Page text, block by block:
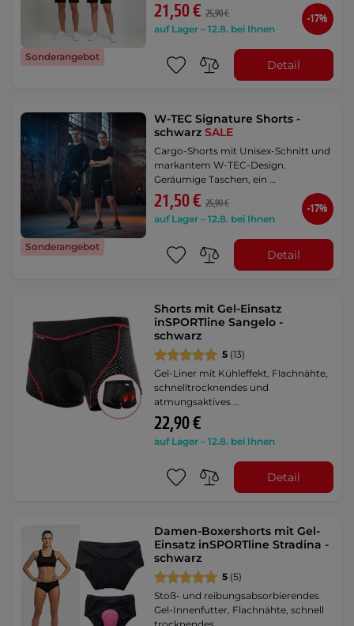
Sonderangebot
21,50 € 25,90 €
auf Lager – 12.8. bei Ihnen
-17%
Detail
Sonderangebot
W-TEC Signature Shorts -
schwarzSALE
Cargo-Shorts mit Unisex-Schnitt und
markantem W-TEC-Design.
Geräumige Taschen, ein …
21,50 € 25,90 €
auf Lager – 12.8. bei Ihnen
-17%
Detail
Shorts mit Gel-Einsatz
inSPORTline Sangelo -
schwarz
5 (13)
Gel-Liner mit Kühleffekt, Flachnähte,
schnelltrocknendes und
atmungsaktives …
22,90 €
auf Lager – 12.8. bei Ihnen
Detail
Damen-Boxershorts mit Gel-
Einsatz inSPORTline Stradina -
schwarz
5 (5)
Stoß- und reibungsabsorbierendes
Gel-Innenfutter, Flachnähte, schnell